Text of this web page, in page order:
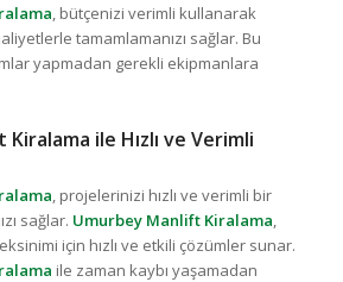
, bütçenizi verimli kullanarak
tamamlamanızı sağlar. Bu
yapmadan gerekli ekipmanlara
ile Hızlı ve Verimli
, projelerinizi hızlı ve verimli bir
sağlar. Umurbey Manlift Kiralama,
için hızlı ve etkili çözümler sunar.
ile zaman kaybı yaşamadan